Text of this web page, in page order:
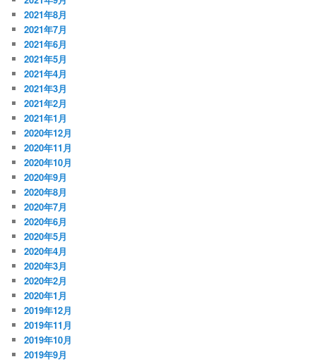
2021年8月
2021年7月
2021年6月
2021年5月
2021年4月
2021年3月
2021年2月
2021年1月
2020年12月
2020年11月
2020年10月
2020年9月
2020年8月
2020年7月
2020年6月
2020年5月
2020年4月
2020年3月
2020年2月
2020年1月
2019年12月
2019年11月
2019年10月
2019年9月